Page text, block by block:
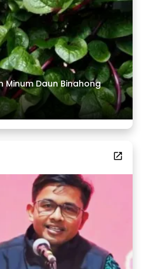
Minum Daun Binahong